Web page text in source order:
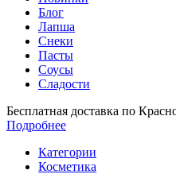
Блог
Лапша
Снеки
Пасты
Соусы
Сладости
Бесплатная доставка по
Подробнее
Категории
Косметика